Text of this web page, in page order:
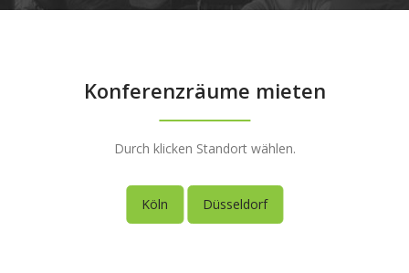
Konferenzräume mieten
Durch klicken Standort wählen.
Köln Düsseldorf